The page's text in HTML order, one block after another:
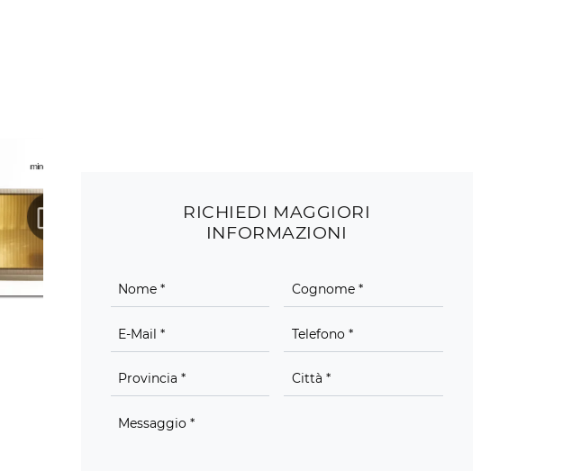
RICHIEDI MAGGIORI
INFORMAZIONI